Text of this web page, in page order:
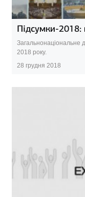
Підсумки-
Загальнонаціональне
2018 року.
28 грудня 2018